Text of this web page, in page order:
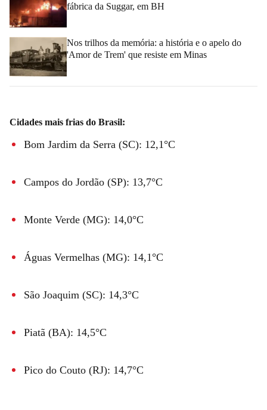
fábrica da Suggar, em BH
Nos trilhos da memória: a história e o apelo do
'Amor de Trem' que resiste em Minas
Cidades mais frias do Brasil:
Bom Jardim da Serra (SC): 12,1°C
Campos do Jordão (SP): 13,7°C
Monte Verde (MG): 14,0°C
Águas Vermelhas (MG): 14,1°C
São Joaquim (SC): 14,3°C
Piatã (BA): 14,5°C
Pico do Couto (RJ): 14,7°C